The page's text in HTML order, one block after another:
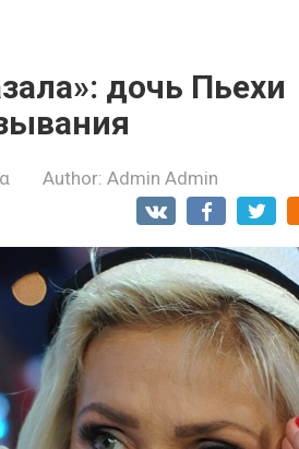
дочь Пьехи
Author: Admin Admin